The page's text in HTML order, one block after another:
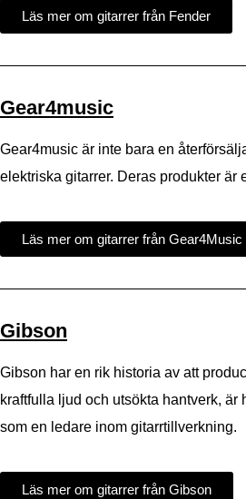
Läs mer om gitarrer från Fender
Gear4music
Gear4music är inte bara en
elektriska gitarrer. Deras produkter är
Läs mer om gitarrer från Gear4Music
Gibson
Gibson har en rik historia av att
kraftfulla ljud och utsökta hantverk,
som en ledare inom gitarrtillverkning.
Läs mer om gitarrer från Gibson